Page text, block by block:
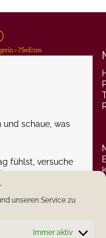
unseren Service zu
Immer aktiv
und schaue, was
fühlst, versuche
Gönne Dir